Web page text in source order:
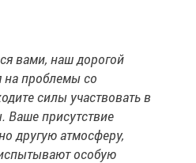
вами, наш дорогой
на проблемы со
силы участвовать в
Ваше присутствие
другую атмосферу,
особую